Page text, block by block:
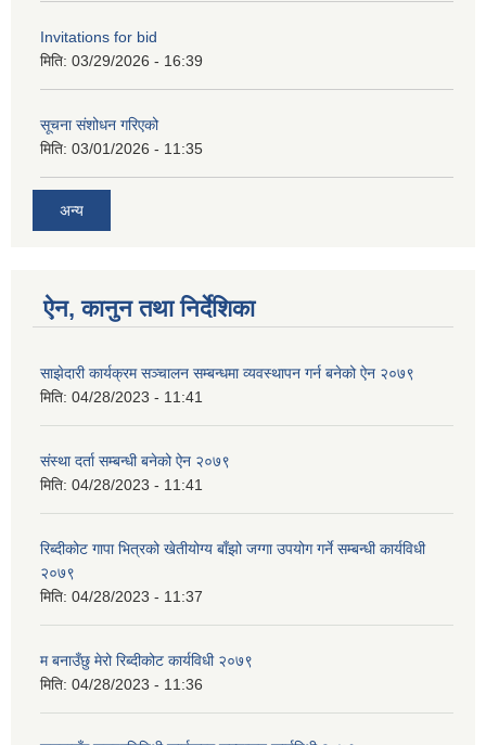
Invitations for bid
मिति: 03/29/2026 - 16:39
सूचना संशोधन गरिएको
मिति: 03/01/2026 - 11:35
अन्य
ऐन, कानुन तथा निर्देशिका
साझेदारी कार्यक्रम सञ्चालन सम्बन्धमा व्यवस्थापन गर्न बनेको ऐन २०७९
मिति: 04/28/2023 - 11:41
संस्था दर्ता सम्बन्धी बनेको ऐन २०७९
मिति: 04/28/2023 - 11:41
रिब्दीक‍ोट गापा भित्रको खेतीयोग्य बाँझो जग्गा उपयोग गर्ने सम्बन्धी कार्यविधी
२०७९
मिति: 04/28/2023 - 11:37
म बनाउँछु मेरो रिब्दीकोट कार्यविधी २०७९
मिति: 04/28/2023 - 11:36